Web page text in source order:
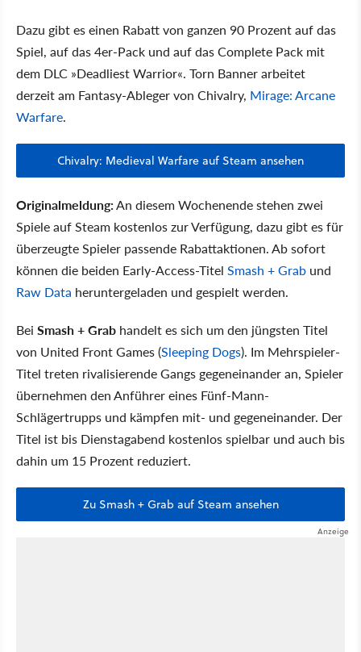
Dazu gibt es einen Rabatt von ganzen 90 Prozent auf das
Spiel, auf das 4er-Pack und auf das Complete Pack mit
dem DLC »Deadliest Warrior«. Torn Banner arbeitet
derzeit am Fantasy-Ableger von Chivalry, Mirage: Arcane
Warfare.
Chivalry: Medieval Warfare auf Steam ansehen
Originalmeldung:An diesem Wochenende stehen zwei
Spiele auf Steam kostenlos zur Verfügung, dazu gibt es für
überzeugte Spieler passende Rabattaktionen. Ab sofort
können die beiden Early-Access-Titel Smash + Grab und
Raw Data heruntergeladen und gespielt werden.
Bei Smash + Grab handelt es sich um den jüngsten Titel
von United Front Games (Sleeping Dogs). Im Mehrspieler-
Titel treten rivalisierende Gangs gegeneinander an, Spieler
übernehmen den Anführer eines Fünf-Mann-
Schlägertrupps und kämpfen mit- und gegeneinander. Der
Titel ist bis Dienstagabend kostenlos spielbar und auch bis
dahin um 15 Prozent reduziert.
Zu Smash + Grab auf Steam ansehen